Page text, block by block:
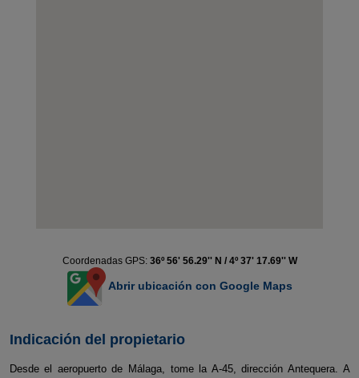
Coordenadas GPS: 36º 56' 56.29'' N / 4º 37' 17.69'' W
Abrir ubicación con Google Maps
Indicación del propietario
Desde el aeropuerto de Málaga, tome la A-45, dirección Antequera. A